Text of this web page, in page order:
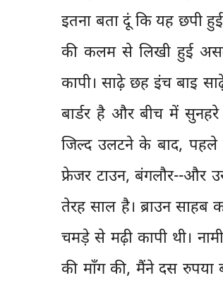
इतना बता दूं कि यह छपी
की कलम से लिखी हुई
कापी। साढ़े छह इंच बाइ
बार्डर है और बीच में
जिल्द उलटने के बाद, पहले
फ्रेजर टाउन, बंगलौर--और
तेरह साल है। ब्राउन
चमड़े से मढ़ी कापी थी।
की माँग की, मैंने दस रुपया